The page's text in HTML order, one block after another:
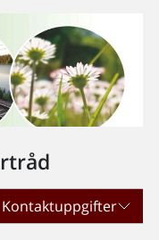
Kontaktuppgifter